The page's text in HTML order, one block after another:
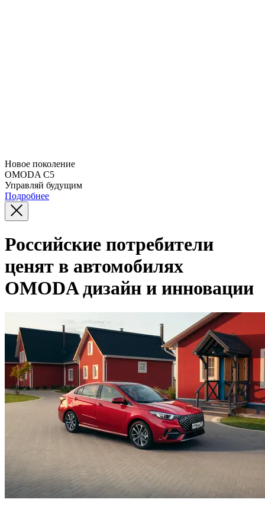
Новое поколение
OMODA C5
Управляй будущим
Подробнее
Российские потребители
ценят в автомобилях
OMODA дизайн и инновации